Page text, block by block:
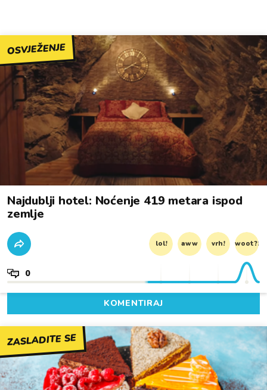
OSVJEŽENJE
Najdublji hotel: Noćenje 419 metara ispod
zemlje
lol! aww vrh! woot?!
0
KOMENTIRAJ
ZASLADITE SE